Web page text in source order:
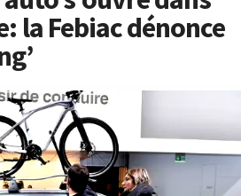
la Febiac dénonce